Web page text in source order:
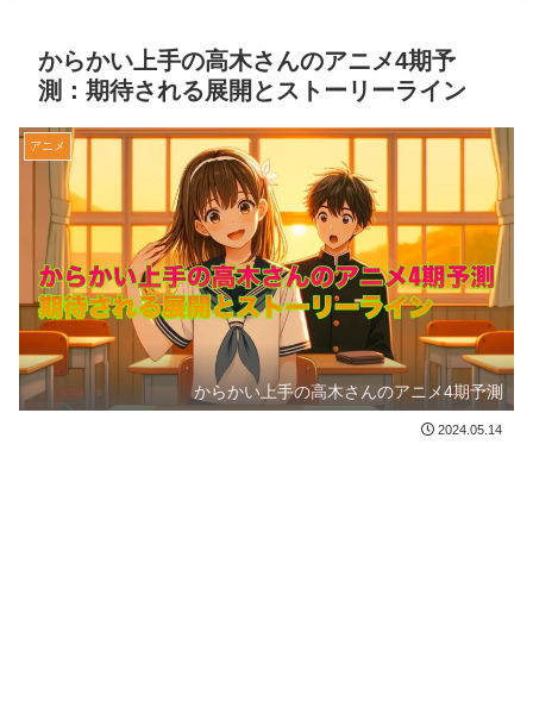
からかい上手の高木さんのアニメ4期予
測：期待される展開とストーリーライン
アニメ
からかい上手の高木さんのアニメ4期予測
2024.05.14